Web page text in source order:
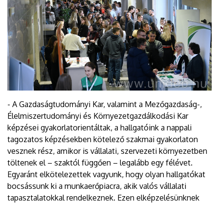
- A Gazdaságtudományi Kar, valamint a Mezőgazdaság-,
Élelmiszertudományi és Környezetgazdálkodási Kar
képzései gyakorlatorientáltak, a hallgatóink a nappali
tagozatos képzésekben kötelező szakmai gyakorlaton
vesznek rész, amikor is vállalati, szervezeti környezetben
töltenek el – szaktól függően – legalább egy félévet.
Egyaránt elkötelezettek vagyunk, hogy olyan hallgatókat
bocsássunk ki a munkaerőpiacra, akik valós vállalati
tapasztalatokkal rendelkeznek. Ezen elképzelésünknek